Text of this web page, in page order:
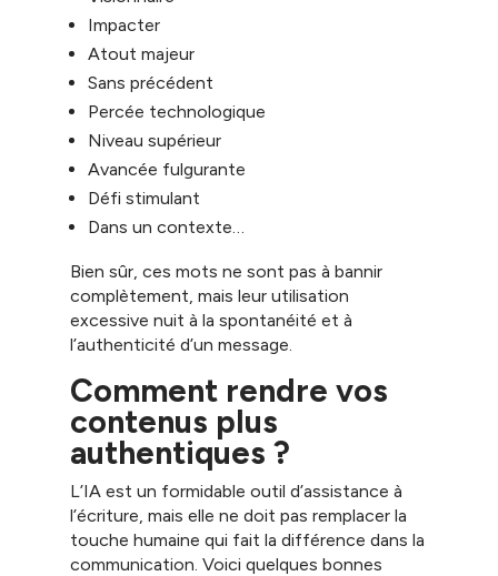
Impacter
Atout majeur
Sans précédent
Percée technologique
Niveau supérieur
Avancée fulgurante
Défi stimulant
Dans un contexte…
Bien sûr, ces mots ne sont pas à bannir
complètement, mais leur utilisation
excessive nuit à la spontanéité et à
l’authenticité d’un message.
Comment rendre vos
contenus plus
authentiques ?
L’IA est un formidable outil d’assistance à
l’écriture, mais elle ne doit pas remplacer la
touche humaine qui fait la différence dans la
communication. Voici quelques bonnes